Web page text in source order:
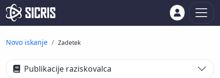
Novo iskanje Zadetek
Publikacije raziskovalca